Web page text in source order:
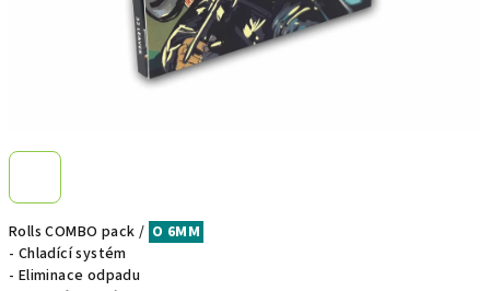
Rolls COMBO pack / O 6MM
- Chladící systém
- Eliminace odpadu